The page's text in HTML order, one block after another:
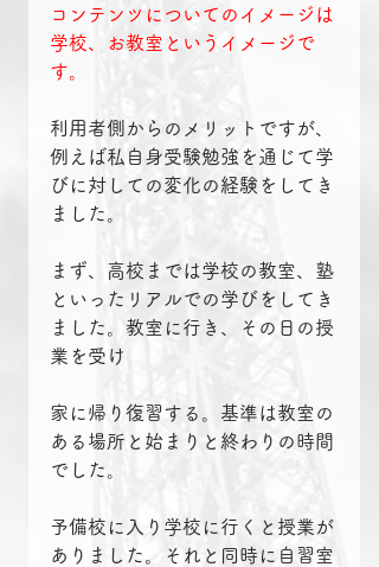
コンテンツについてのイメージは
学校、お教室というイメージで
す。
利用者側からのメリットですが、
例えば私自身受験勉強を通じて学
びに対しての変化の経験をしてき
ました。
まず、高校までは学校の教室、塾
といったリアルでの学びをしてき
ました。教室に行き、その日の授
業を受け
家に帰り復習する。基準は教室の
ある場所と始まりと終わりの時間
でした。
予備校に入り学校に行くと授業が
ありました。それと同時に自習室